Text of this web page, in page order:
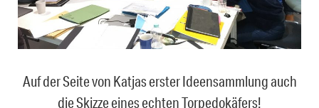
Auf der Seite von Katjas erster Ideensammlung auch
die Skizze eines echten Torpedokäfers!